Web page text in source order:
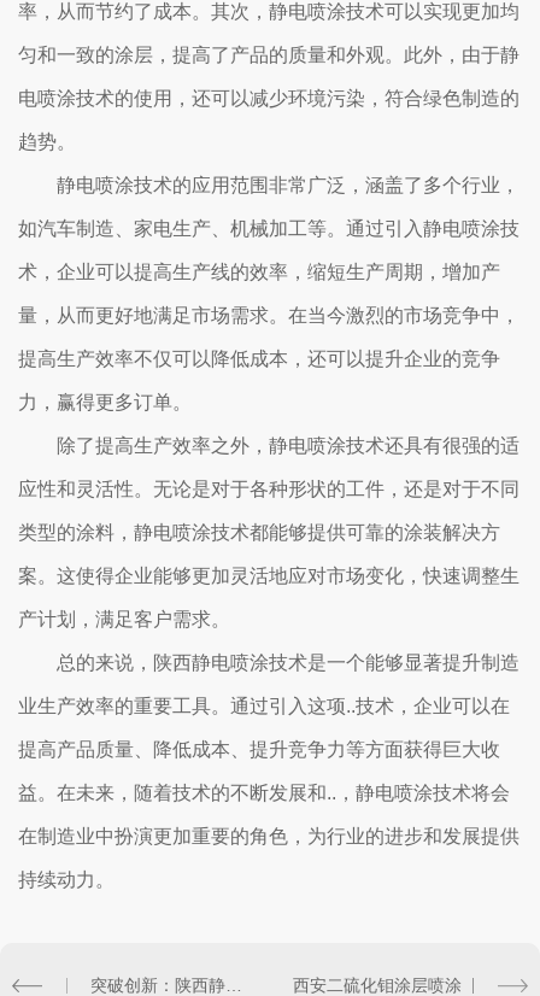
率，从而节约了成本。其次，静电喷涂技术可以实现更加均
匀和一致的涂层，提高了产品的质量和外观。此外，由于静
电喷涂技术的使用，还可以减少环境污染，符合绿色制造的
趋势。
静电喷涂技术的应用范围非常广泛，涵盖了多个行业，
如汽车制造、家电生产、机械加工等。通过引入静电喷涂技
术，企业可以提高生产线的效率，缩短生产周期，增加产
量，从而更好地满足市场需求。在当今激烈的市场竞争中，
提高生产效率不仅可以降低成本，还可以提升企业的竞争
力，赢得更多订单。
除了提高生产效率之外，静电喷涂技术还具有很强的适
应性和灵活性。无论是对于各种形状的工件，还是对于不同
类型的涂料，静电喷涂技术都能够提供可靠的涂装解决方
案。这使得企业能够更加灵活地应对市场变化，快速调整生
产计划，满足客户需求。
总的来说，陕西静电喷涂技术是一个能够显著提升制造
业生产效率的重要工具。通过引入这项..技术，企业可以在
提高产品质量、降低成本、提升竞争力等方面获得巨大收
益。在未来，随着技术的不断发展和..，静电喷涂技术将会
在制造业中扮演更加重要的角色，为行业的进步和发展提供
持续动力。
西安二硫化钼涂层喷涂